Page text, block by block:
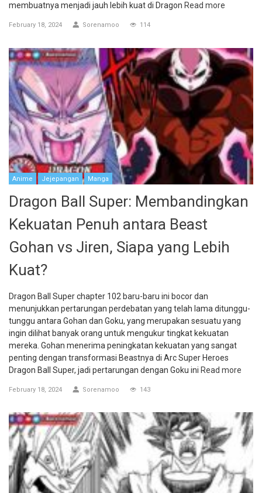
membuatnya menjadi jauh lebih kuat di Dragon Read more
February 18, 2024 Sorenamoo 114
Anime Jejepangan Manga
Dragon Ball Super: Membandingkan
Kekuatan Penuh antara Beast
Gohan vs Jiren, Siapa yang Lebih
Kuat?
Dragon Ball Super chapter 102 baru-baru ini bocor dan
menunjukkan pertarungan perdebatan yang telah lama ditunggu-
tunggu antara Gohan dan Goku, yang merupakan sesuatu yang
ingin dilihat banyak orang untuk mengukur tingkat kekuatan
mereka. Gohan menerima peningkatan kekuatan yang sangat
penting dengan transformasi Beastnya di Arc Super Heroes
Dragon Ball Super, jadi pertarungan dengan Goku ini Read more
February 18, 2024 Sorenamoo 143